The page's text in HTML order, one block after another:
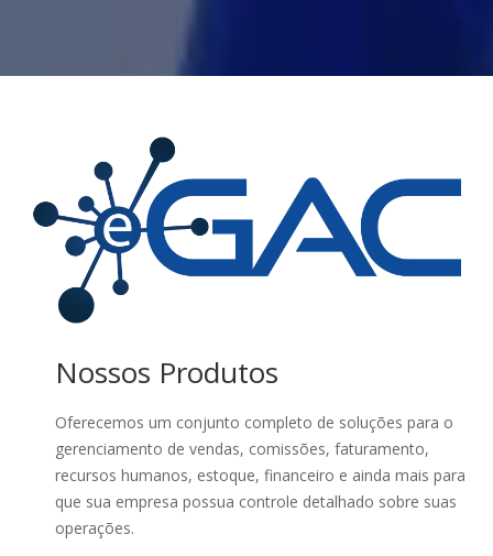
Nossos Produtos
Oferecemos um conjunto completo de soluções para o
gerenciamento de vendas, comissões, faturamento,
recursos humanos, estoque, financeiro e ainda mais para
que sua empresa possua controle detalhado sobre suas
operações.